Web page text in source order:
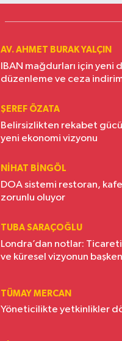
AV. AHMET BURAK YALÇIN
IBAN mağdurları için yeni
düzenleme ve ceza
ŞEREF ÖZATA
Belirsizlikten rekabet
yeni ekonomi vizyonu
NIHAT BINGÖL
DOA sistemi restoran,
zorunlu oluyor
TUBA SARAÇOĞLU
Londra’dan notlar:
ve küresel vizyonun
TÜMAY MERCAN
Yöneticilikte yetkinlikler